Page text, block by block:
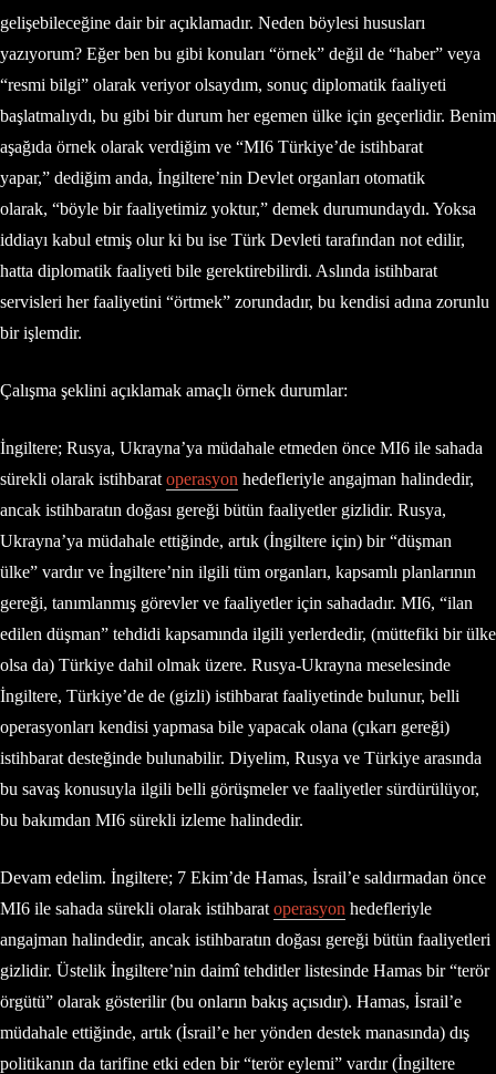
gelişebileceğine dair bir açıklamadır. Neden böylesi hususları
yazıyorum? Eğer ben bu gibi konuları “örnek” değil de “haber” veya
“resmi bilgi” olarak veriyor olsaydım, sonuç diplomatik faaliyeti
başlatmalıydı, bu gibi bir durum her egemen ülke için geçerlidir. Benim
aşağıda örnek olarak verdiğim ve “MI6 Türkiye’de istihbarat
yapar,” dediğim anda, İngiltere’nin Devlet organları otomatik
olarak, “böyle bir faaliyetimiz yoktur,” demek durumundaydı. Yoksa
iddiayı kabul etmiş olur ki bu ise Türk Devleti tarafından not edilir,
hatta diplomatik faaliyeti bile gerektirebilirdi. Aslında istihbarat
servisleri her faaliyetini “örtmek” zorundadır, bu kendisi adına zorunlu
bir işlemdir.
Çalışma şeklini açıklamak amaçlı örnek durumlar:
İngiltere; Rusya, Ukrayna’ya müdahale etmeden önce MI6 ile sahada
sürekli olarak istihbarat operasyon hedefleriyle angajman halindedir,
ancak istihbaratın doğası gereği bütün faaliyetler gizlidir. Rusya,
Ukrayna’ya müdahale ettiğinde, artık (İngiltere için) bir “düşman
ülke” vardır ve İngiltere’nin ilgili tüm organları, kapsamlı planlarının
gereği, tanımlanmış görevler ve faaliyetler için sahadadır. MI6, “ilan
edilen düşman” tehdidi kapsamında ilgili yerlerdedir, (müttefiki bir ülke
olsa da) Türkiye dahil olmak üzere. Rusya-Ukrayna meselesinde
İngiltere, Türkiye’de de (gizli) istihbarat faaliyetinde bulunur, belli
operasyonları kendisi yapmasa bile yapacak olana (çıkarı gereği)
istihbarat desteğinde bulunabilir. Diyelim, Rusya ve Türkiye arasında
bu savaş konusuyla ilgili belli görüşmeler ve faaliyetler sürdürülüyor,
bu bakımdan MI6 sürekli izleme halindedir.
Devam edelim. İngiltere; 7 Ekim’de Hamas, İsrail’e saldırmadan önce
MI6 ile sahada sürekli olarak istihbarat operasyon hedefleriyle
angajman halindedir, ancak istihbaratın doğası gereği bütün faaliyetleri
gizlidir. Üstelik İngiltere’nin daimî tehditler listesinde Hamas bir “terör
örgütü” olarak gösterilir (bu onların bakış açısıdır). Hamas, İsrail’e
müdahale ettiğinde, artık (İsrail’e her yönden destek manasında) dış
politikanın da tarifine etki eden bir “terör eylemi” vardır (İngiltere